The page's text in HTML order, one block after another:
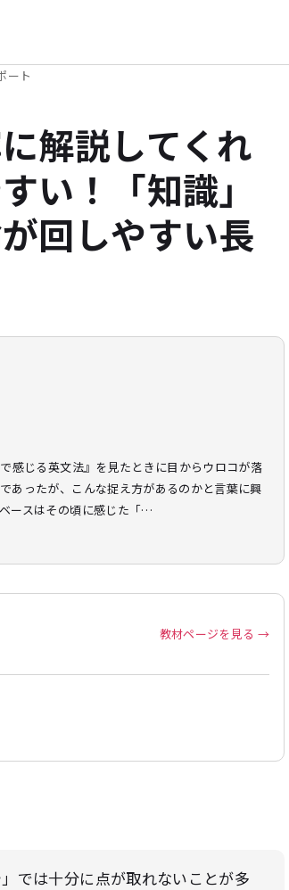
ート
解説してくれ
い！「知識」
回しやすい長
感じる英文法』を見たときに目からウロコが落
あったが、こんな捉え方があるのかと言葉に興
ースはその頃に感じた「…
教材ページを見る →
では十分に点が取れないことが多